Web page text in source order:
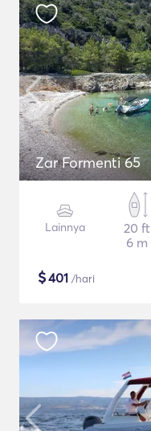
Zar Formenti 65
Lainnya
20 ft
6 m
$401 /hari